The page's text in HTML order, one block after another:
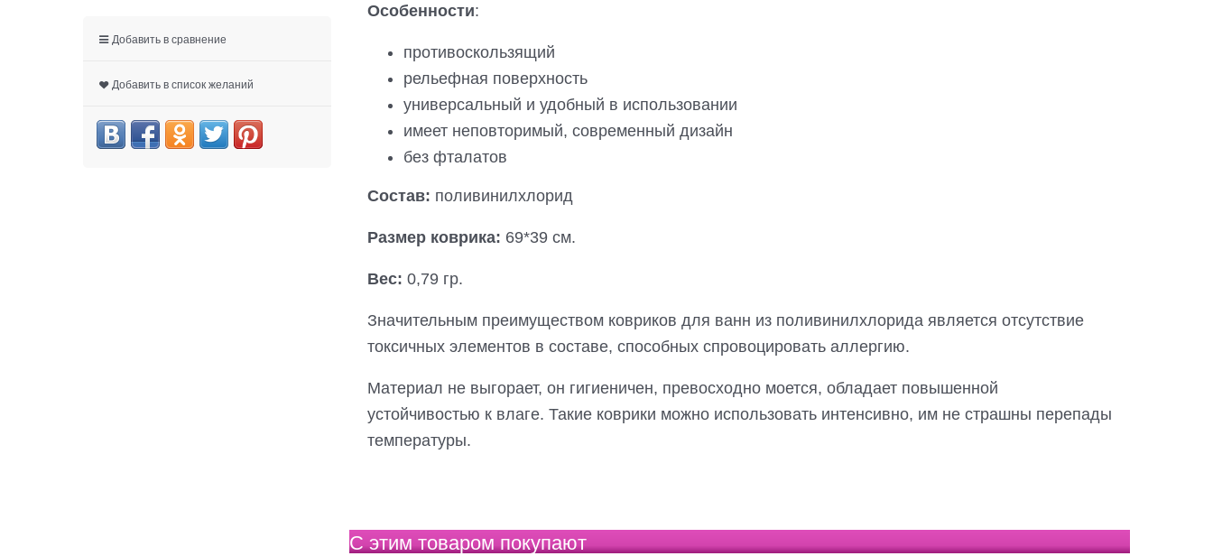
Добавить в сравнение
Добавить в список желаний
Особенности:
противоскользящий
рельефная поверхность
универсальный и удобный в использовании
имеет неповторимый, современный дизайн
без фталатов
Состав: поливинилхлорид
Размер коврика: 69*39 см.
Вес: 0,79 гр.
Значительным преимуществом ковриков для ванн из поливинилхлорида является отсутствие
токсичных элементов в составе, способных спровоцировать аллергию.
Материал не выгорает, он гигиеничен, превосходно моется, обладает повышенной
устойчивостью к влаге. Такие коврики можно использовать интенсивно, им не страшны перепады
температуры.
С этим товаром покупают